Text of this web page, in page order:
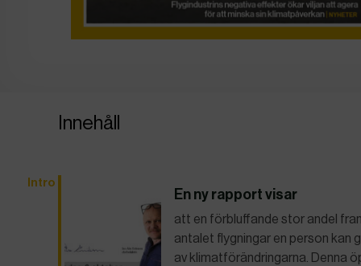
Innehåll
Intro
En ny rapport visar
att en förbluffande stor andel
antalet flygningar en person kan
av klimatförändringarna. Denna